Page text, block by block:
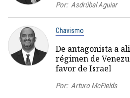
Por: Asdrúbal Aguiar
Chavismo
De antagonista a
régimen de
favor de Israel
Por: Arturo McFields